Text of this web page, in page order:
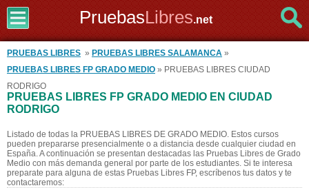
PruebasLibres.net
PRUEBAS LIBRES » PRUEBAS LIBRES SALAMANCA »
PRUEBAS LIBRES FP GRADO MEDIO » PRUEBAS LIBRES CIUDAD
RODRIGO
PRUEBAS LIBRES FP GRADO MEDIO EN CIUDAD
RODRIGO
Listado de todas la PRUEBAS LIBRES DE GRADO MEDIO. Estos cursos
pueden prepararse presencialmente o a distancia desde cualquier ciudad en
España. A continuación se presentan destacadas las Pruebas Libres de Grado
Medio con más demanda general por parte de los estudiantes. Si te interesa
preparate para alguna de estas Pruebas Libres FP, escríbenos tus datos y te
contactaremos: